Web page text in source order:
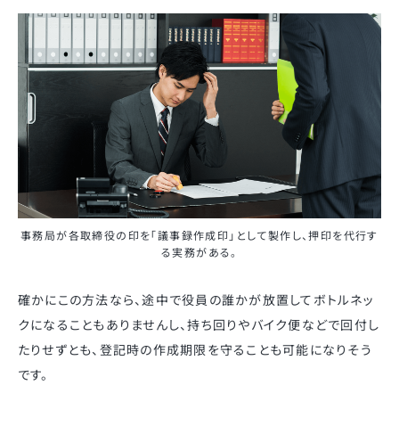
事務局が各取締役の印を「議事録作成印」として製作し、押印を代行す
る実務がある。
確かにこの方法なら、途中で役員の誰かが放置してボトルネッ
クになることもありませんし、持ち回りやバイク便などで回付し
たりせずとも、登記時の作成期限を守ることも可能になりそう
です。